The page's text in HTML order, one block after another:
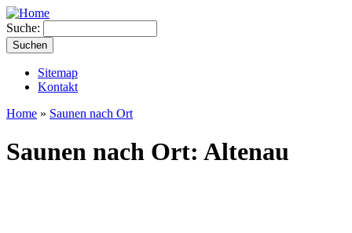
Suche:
Sitemap
Kontakt
Home » Saunen nach Ort
Saunen nach Ort: Altenau